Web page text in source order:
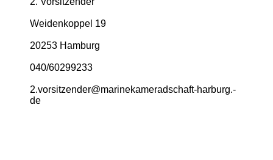
Weidenkoppel 19
20253 Hamburg
040/60299233
2.­vorsitzender@­marinekameradschaft-­harburg.­
de